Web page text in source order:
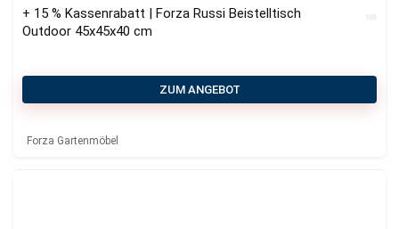
+ 15 % Kassenrabatt | Forza Russi Beistelltisch
Outdoor 45x45x40 cm
ZUM ANGEBOT
Forza Gartenmöbel